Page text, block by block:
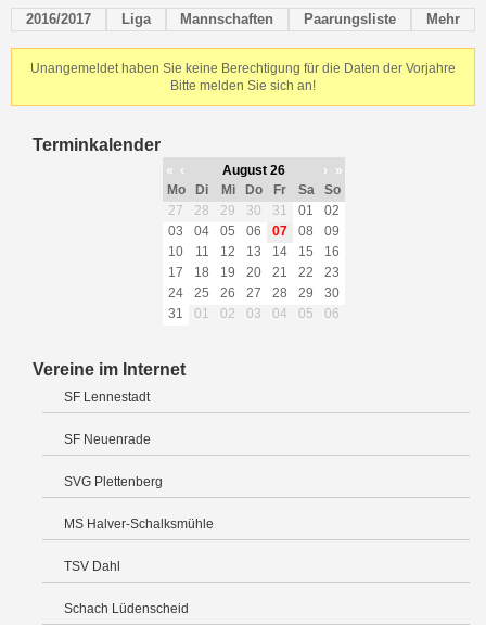
2016/2017 Liga Mannschaften Paarungsliste Mehr
Unangemeldet haben Sie keine Berechtigung für die Daten der Vorjahre
Bitte melden Sie sich an!
Terminkalender
« ‹ August 26 ›
»
Mo
Di Mi Do Fr Sa
So
27
28 29 30 31 01
02
03
04 05 06 07 08
09
10
11 12 13 14 15
16
17
18 19 20 21 22
23
24
25 26 27 28 29
30
31
01 02 03 04 05 06
Vereine im Internet
SF Lennestadt
SF Neuenrade
SVG Plettenberg
MS Halver-Schalksmühle
TSV Dahl
Schach Lüdenscheid